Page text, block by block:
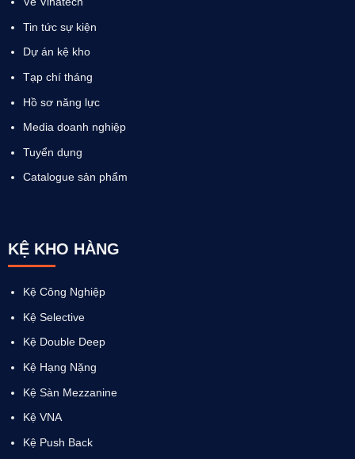
Tin tức sự kiện
Dự án kệ kho
Tạp chí tháng
Hồ sơ năng lực
Media doanh nghiệp
Tuyển dụng
Catalogue sản phẩm
KỆ KHO HÀNG
Kệ Công Nghiệp
Kệ Selective
Kệ Double Deep
Kệ Hạng Nặng
Kệ Sàn Mezzanine
Kệ VNA
Kệ Push Back